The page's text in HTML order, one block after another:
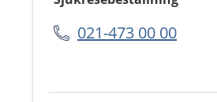
021-473 00 00